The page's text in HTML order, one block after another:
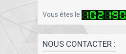
Vous êtes le
NOUS CONTACTER :